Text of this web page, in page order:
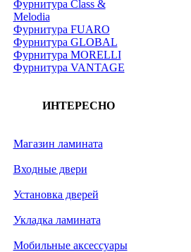
Фурнитура Class &
Melodia
Фурнитура FUARO
Фурнитура GLOBAL
Фурнитура MORELLI
Фурнитура VANTAGE
ИНТЕРЕСНО
Магазин ламината
Входные двери
Установка дверей
Укладка ламината
Мобильные аксессуары